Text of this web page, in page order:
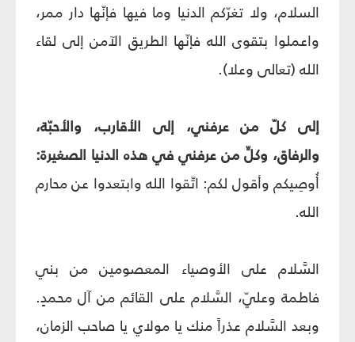
السلام، ولا تغرّكم الدنيا وما فيها فإنّها دار ممر،
واعملوا بتقوى الله فإنّها الطريق الآمن إلى لقاء
الله (تعالى وعلا).
إلى كلّ من عرفني، إلى الأقارب، والأحبّة،
والرفاق، وكلِّ من عرفني في هذه الدنيا الصغيرة:
أُوصِيكم وأقول لكم: اتّقوا الله وابتعدوا عن محارم
الله.
السَّلام على الأوصياء المعصومين من بني
فاطمة وعليّ، السَّلام على القائم من آل محمدٍ.
وبعد السَّلام عذراً منك يا مولاي يا صاحب الزمان،